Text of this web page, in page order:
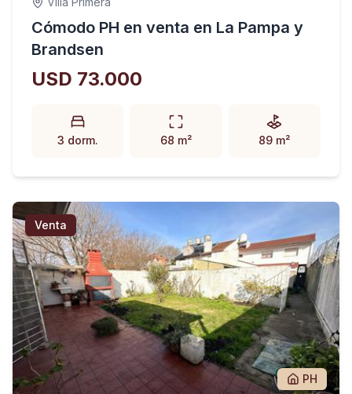
Cómodo PH en venta en La Pampa y
Brandsen
USD 73.000
3 dorm. 68 m² 89 m²
Venta
PH